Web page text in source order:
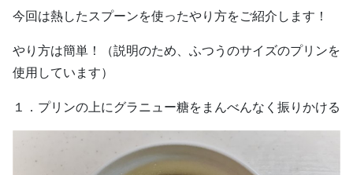
今回は熱したスプーンを使ったやり方をご紹介します！
やり方は簡単！（説明のため、ふつうのサイズのプリンを
使用しています）
１．プリンの上にグラニュー糖をまんべんなく振りかける